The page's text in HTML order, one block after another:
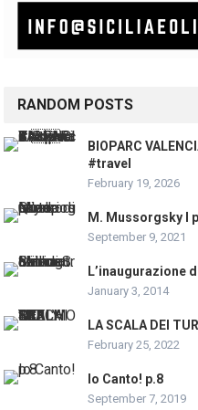
RANDOM POSTS
BIOPARC
#travel
February 19, 2026
M. Mussorgsky I
September 9, 2021
L’inaugurazione
January 3, 2014
LA SCALA DEI
February 25, 2022
Io Canto! p.8
September 7, 2019